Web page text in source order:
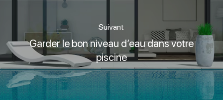
Suivant
Garder le bon niveau d’eau dans votre
piscine